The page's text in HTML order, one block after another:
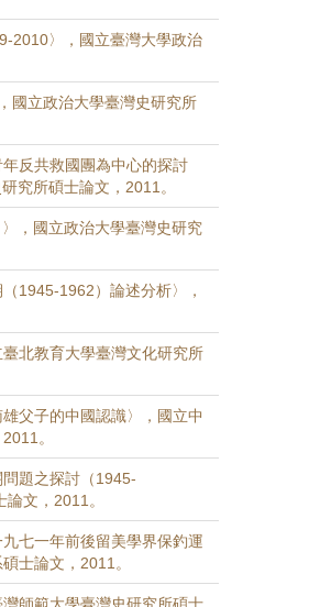
2010〉，國立臺灣大學政治
國立政治大學臺灣史研究所
反共救國團為中心的探討
究所碩士論文，2011。
，國立政治大學臺灣史研究
1945-1962）論述分析〉，
北教育大學臺灣文化研究所
父子的中國認識〉，國立中
。
問題之探討（1945-
文，2011。
七一年前後留美學界保釣運
士論文，2011。